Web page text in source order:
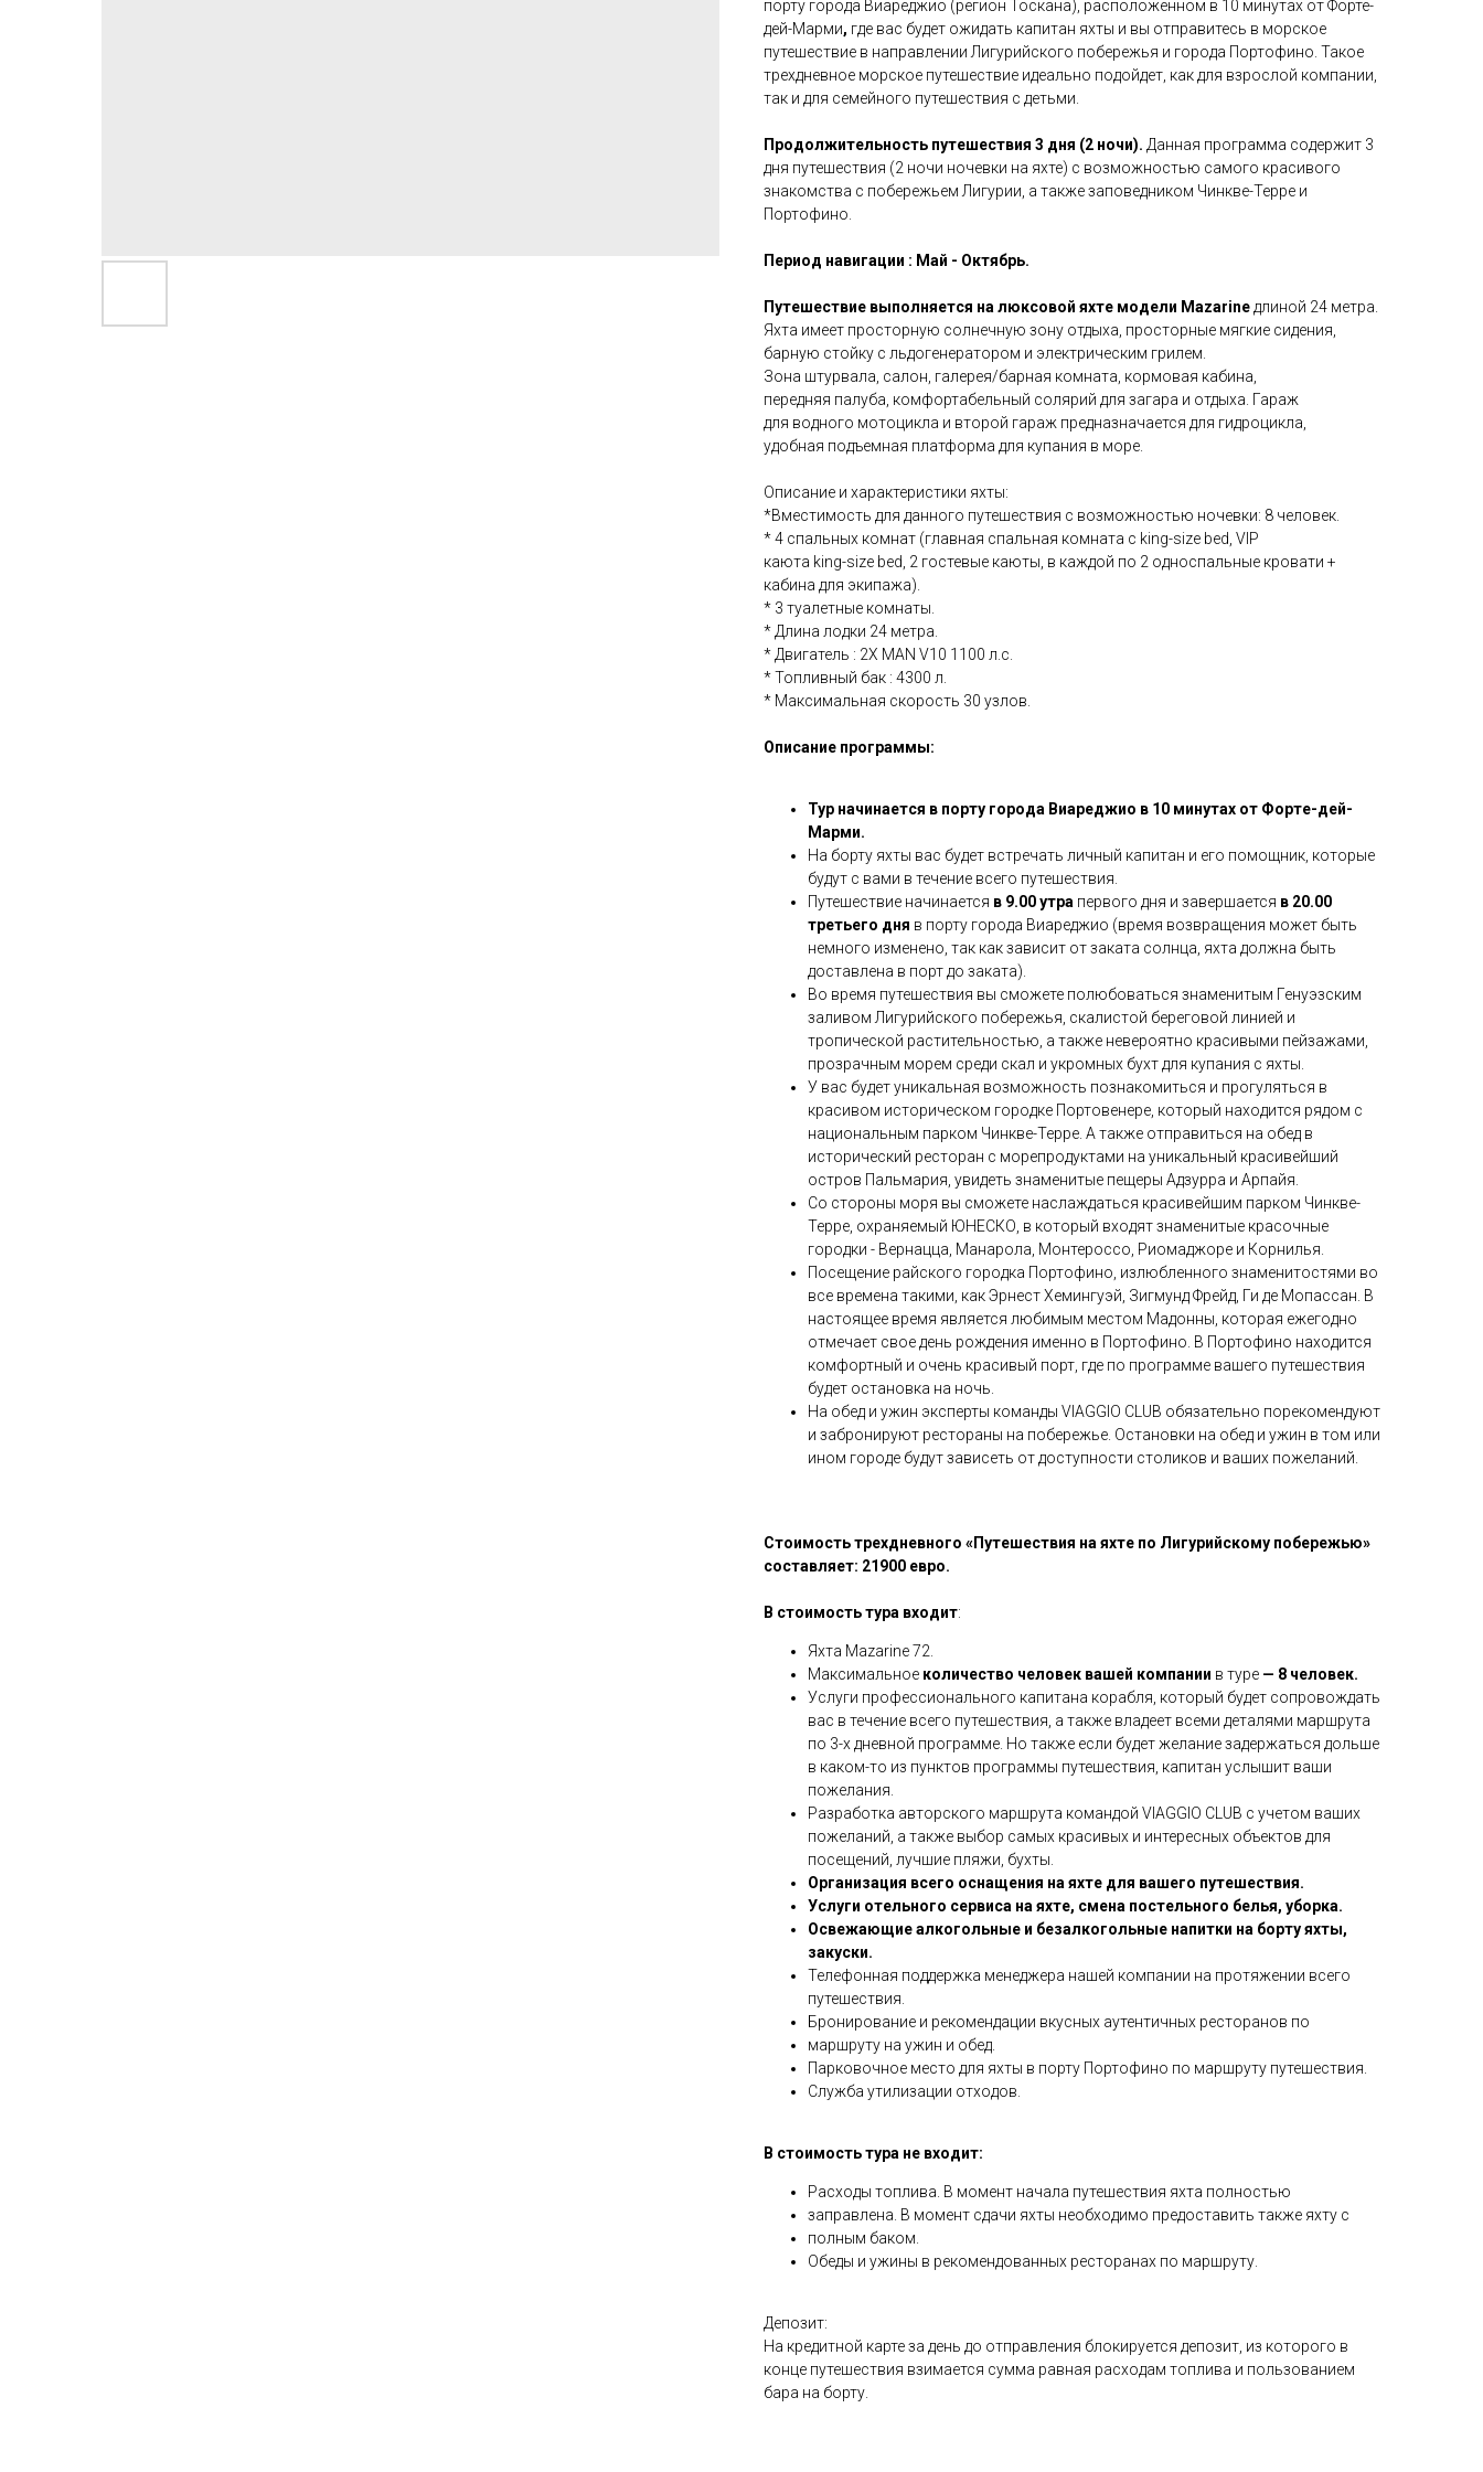
порту города Виареджио (регион Тоскана), расположенном в 10 минутах от Форте-
дей-Марми, где вас будет ожидать капитан яхты и вы отправитесь в морское
путешествие в направлении Лигурийского побережья и города Портофино. Такое
трехдневное морское путешествие идеально подойдет, как для взрослой компании,
так и для семейного путешествия с детьми.
Продолжительность путешествия 3 дня (2 ночи). Данная программа содержит 3
дня путешествия (2 ночи ночевки на яхте) с возможностью самого красивого
знакомства с побережьем Лигурии, а также заповедником Чинкве-Терре и
Портофино.
Период навигации : Май - Октябрь.
Путешествие выполняется на люксовой яхте модели Mazarineдлиной 24 метра.
Яхта имеет просторную солнечную зону отдыха, просторные мягкие сидения,
барную стойку с льдогенератором и электрическим грилем.
Зона штурвала, салон, галерея/барная комната, кормовая кабина,
передняя палуба, комфортабельный солярий для загара и отдыха. Гараж
для водного мотоцикла и второй гараж предназначается для гидроцикла,
удобная подъемная платформа для купания в море.
Описание и характеристики яхты:
*Вместимость для данного путешествия с возможностью ночевки: 8 человек.
* 4 спальных комнат (главная спальная комната с king-size bed, VIP
каюта king-size bed, 2 гостевые каюты, в каждой по 2 односпальные кровати +
кабина для экипажа).
* 3 туалетные комнаты.
* Длина лодки 24 метра.
* Двигатель : 2X MAN V10 1100 л.с.
* Топливный бак : 4300 л.
* Максимальная скорость 30 узлов.
Описание программы:
Тур начинается в порту города Виареджио в 10 минутах от Форте-дей-
Марми.
На борту яхты вас будет встречать личный капитан и его помощник, которые
будут с вами в течение всего путешествия.
Путешествие начинается в 9.00 утра первого дня и завершается в 20.00
третьего дня в порту города Виареджио (время возвращения может быть
немного изменено, так как зависит от заката солнца, яхта должна быть
доставлена в порт до заката).
Во время путешествия вы сможете полюбоваться знаменитым Генуэзским
заливом Лигурийского побережья, скалистой береговой линией и
тропической растительностью, а также невероятно красивыми пейзажами,
прозрачным морем среди скал и укромных бухт для купания с яхты.
У вас будет уникальная возможность познакомиться и прогуляться в
красивом историческом городке Портовенере, который находится рядом с
национальным парком Чинкве-Терре. А также отправиться на обед в
исторический ресторан с морепродуктами на уникальный красивейший
остров Пальмария, увидеть знаменитые пещеры Адзурра и Арпайя.
Со стороны моря вы сможете наслаждаться красивейшим парком Чинкве-
Терре, охраняемый ЮНЕСКО, в который входят знаменитые красочные
городки - Вернацца, Манарола, Монтероссо, Риомаджоре и Корнилья.
Посещение райского городка Портофино, излюбленного знаменитостями во
все времена такими, как Эрнест Хемингуэй, Зигмунд Фрейд, Ги де Мопассан. В
настоящее время является любимым местом Мадонны, которая ежегодно
отмечает свое день рождения именно в Портофино. В Портофино находится
комфортный и очень красивый порт, где по программе вашего путешествия
будет остановка на ночь.
На обед и ужин эксперты команды VIAGGIO CLUB обязательно порекомендуют
и забронируют рестораны на побережье. Остановки на обед и ужин в том или
ином городе будут зависеть от доступности столиков и ваших пожеланий.
Стоимость трехдневного «Путешествия на яхте по Лигурийскому побережью»
составляет: 21900 евро.
В стоимость тура входит:
Яхта Mazarine 72.
Максимальное количество человек вашей компании в туре — 8 человек.
Услуги профессионального капитана корабля, который будет сопровождать
вас в течение всего путешествия, а также владеет всеми деталями маршрута
по 3-х дневной программе. Но также если будет желание задержаться дольше
в каком-то из пунктов программы путешествия, капитан услышит ваши
пожелания.
Разработка авторского маршрута командой VIAGGIO CLUB с учетом ваших
пожеланий, а также выбор самых красивых и интересных объектов для
посещений, лучшие пляжи, бухты.
Организация всего оснащения на яхте для вашего путешествия.
Услуги отельного сервиса на яхте, смена постельного белья, уборка.
Освежающие алкогольные и безалкогольные напитки на борту яхты,
закуски.
Телефонная поддержка менеджера нашей компании на протяжении всего
путешествия.
Бронирование и рекомендации вкусных аутентичных ресторанов по
маршруту на ужин и обед.
Парковочное место для яхты в порту Портофино по маршруту путешествия.
Служба утилизации отходов.
В стоимость тура не входит:
Расходы топлива. В момент начала путешествия яхта полностью
заправлена. В момент сдачи яхты необходимо предоставить также яхту с
полным баком.
Обеды и ужины в рекомендованных ресторанах по маршруту.
Депозит:
На кредитной карте за день до отправления блокируется депозит, из которого в
конце путешествия взимается сумма равная расходам топлива и пользованием
бара на борту.